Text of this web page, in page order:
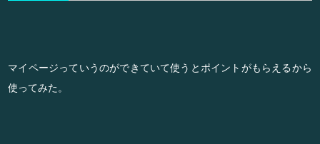
マイページっていうのができていて使うとポイントがもらえるから
使ってみた。